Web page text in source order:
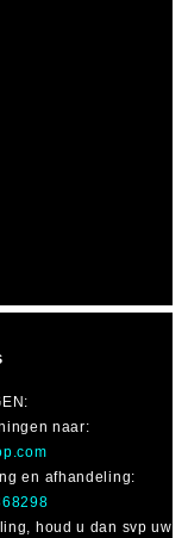
:
naar:
en afhandeling:
houd u dan svp uw